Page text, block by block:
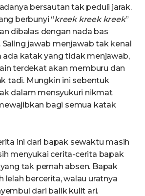
bersautan tak peduli jarak.
berbunyi “kreek kreek kreek”
dibalas dengan nada bas
Saling jawab menjawab tak kenal
ada katak yang tidak menjawab,
terdekat akan memburu dan
tadi. Mungkin ini sebentuk
dalam mensyukuri nikmat
bagi semua katak
ini dari bapak sewaktu masih
menyukai cerita-cerita bapak
tak pernah absen. Bapak
lelah bercerita, walau uratnya
dari balik kulit ari.